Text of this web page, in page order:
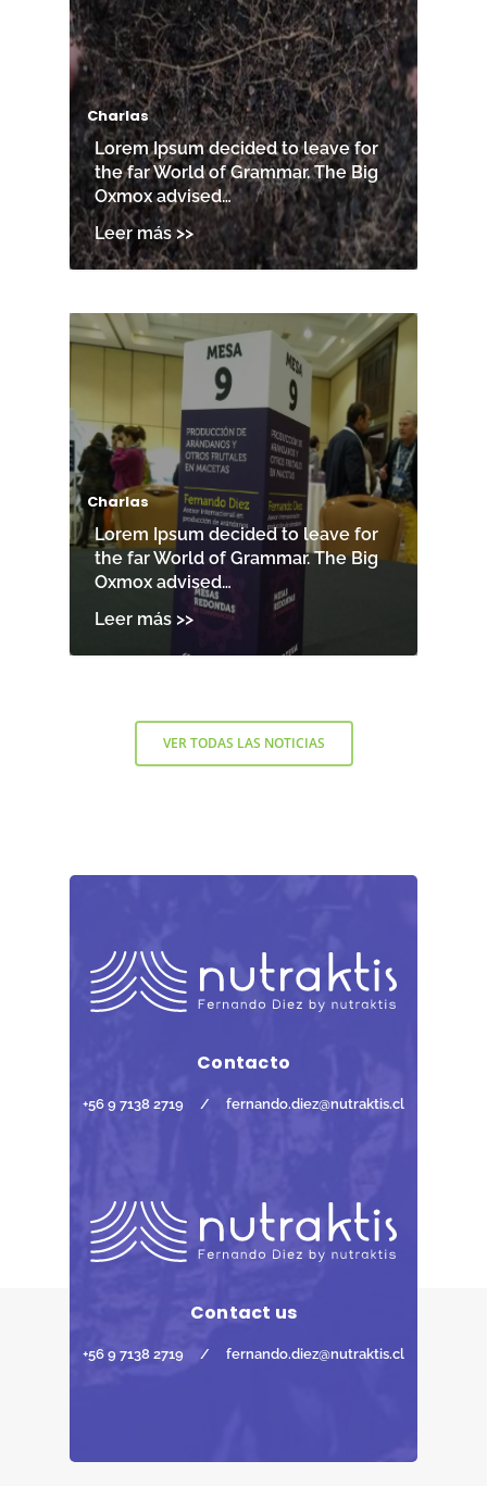
Charlas
Lorem Ipsum decided to leave for
the far World of Grammar. The Big
Oxmox advised…
Charlas
Lorem Ipsum decided to leave for
the far World of Grammar. The Big
Oxmox advised…
VER TODAS LAS NOTICIAS
Contacto
+56 9 7138 2719 / fernando.diez@nutraktis.cl
Contact us
+56 9 7138 2719 / fernando.diez@nutraktis.cl